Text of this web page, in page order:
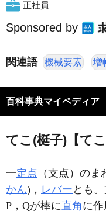
正社員
Sponsored by
関連語 機械要素 増
百科事典マイペディア
てこ(梃子)【てこ
一定点 （支点）のま
かん)， レバー とも
P，Qが棒に直角 に作